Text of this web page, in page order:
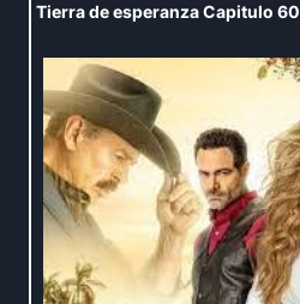
Tierra de esperanza Capitulo 60